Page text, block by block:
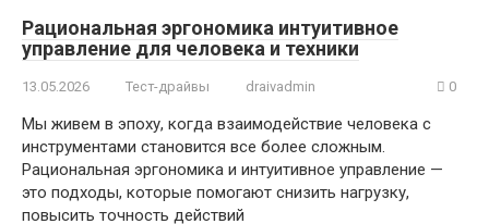
Рациональная эргономика интуитивное
управление для человека и техники
13.05.2026 Тест-драйвы draivadmin 0
Мы живем в эпоху, когда взаимодействие человека с
инструментами становится все более сложным.
Рациональная эргономика и интуитивное управление —
это подходы, которые помогают снизить нагрузку,
повысить точность действий